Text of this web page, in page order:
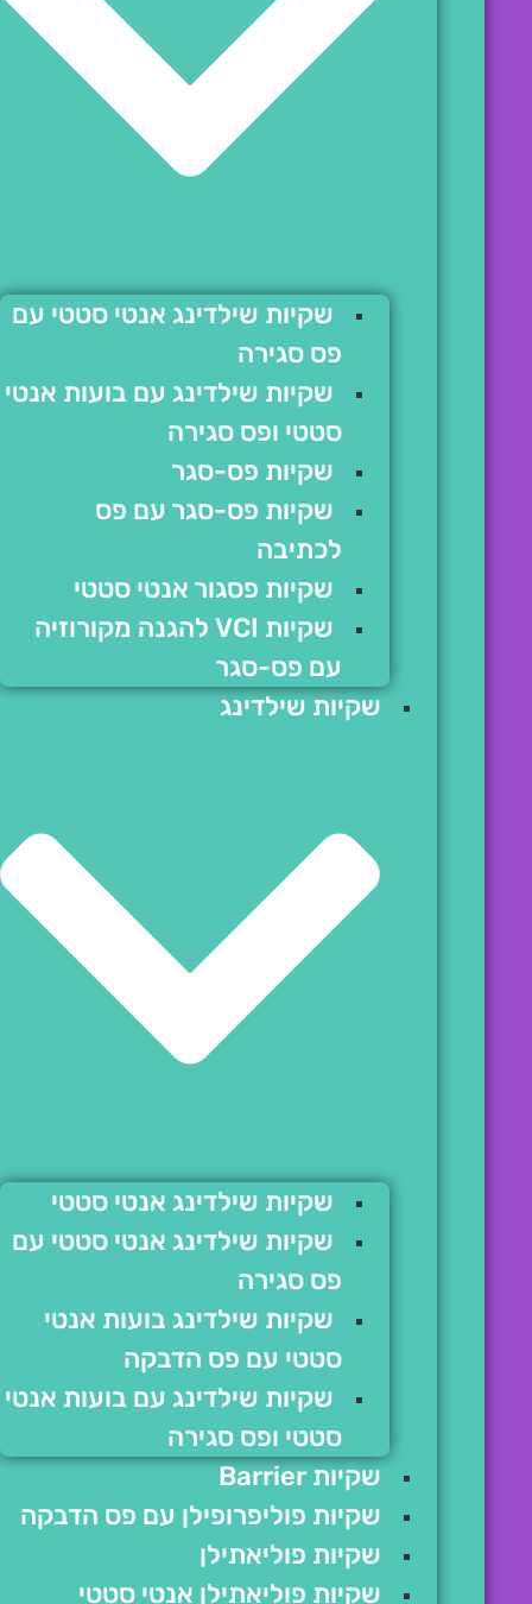
שקיות שילדינג אנטי סטטי עם
פס סגירה
שקיות שילדינג עם בועות אנטי
סטטי ופס סגירה
שקיות פס-סגר
שקיות פס-סגר עם פס
לכתיבה
שקיות פסגור אנטי סטטי
שקיות VCI להגנה מקורוזיה
עם פס-סגר
שקיות שילדינג
שקיות שילדינג אנטי סטטי
שקיות שילדינג אנטי סטטי עם
פס סגירה
שקיות שילדינג בועות אנטי
סטטי עם פס הדבקה
שקיות שילדינג עם בועות אנטי
סטטי ופס סגירה
שקיות Barrier
שקיות פוליפרופילן עם פס הדבקה
שקיות פוליאתילן
שקיות פוליאתילן אנטי סטטי